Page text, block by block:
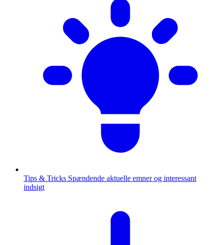
Tips & Tricks Spændende aktuelle emner og interessant
indsigt